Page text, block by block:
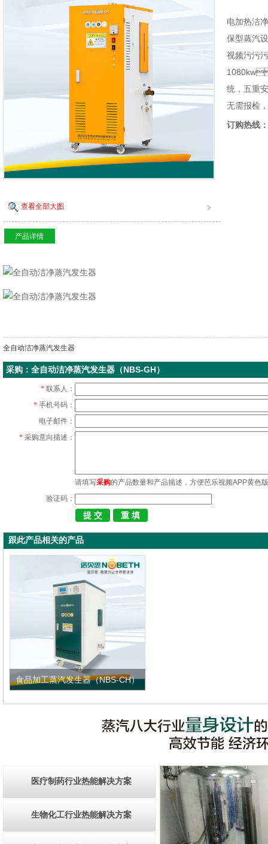
查看全部大图
电加热洁
保型蒸汽
视频污污
统，五重
无需报检
订购热线：
产品详情
全自动洁净蒸汽发生器
采购：全自动洁净蒸汽发生器（NBS-GH）
* 联系人：
* 手机号码：
电子邮件：
* 采购意向描述：
请填写采购的产品数量和产品描述，方便芭乐视频APP黄色
验证码：
跟此产品相关的产品
食品加工蒸汽发生器（NBS-CH）
医疗制药行业热能解决方案
生物化工行业热能解决方案